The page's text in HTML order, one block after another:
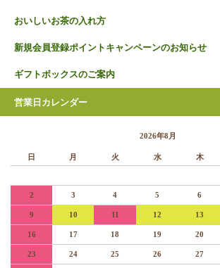
おいしいお茶の入れ方
新規会員登録ポイントキャンペーンのお知らせ
ギフトボックスのご案内
営業日カレンダー
2026年8月
日 月 火 水 木
2 3 4 5 6
9 10 11 12 13
16 17 18 19 20
23 24 25 26 27